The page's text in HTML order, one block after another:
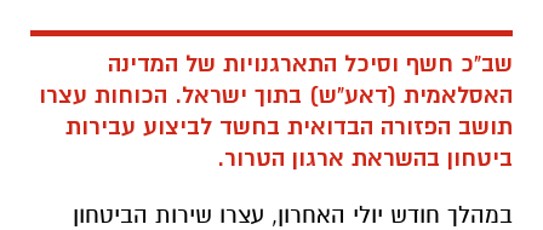
שב"כ חשף וסיכל התארגנויות של המדינה
האסלאמית (דאע"ש) בתוך ישראל. הכוחות עצרו
תושב הפזורה הבדואית בחשד לביצוע עבירות
ביטחון בהשראת ארגון הטרור.
במהלך חודש יולי האחרון, עצרו שירות הביטחון